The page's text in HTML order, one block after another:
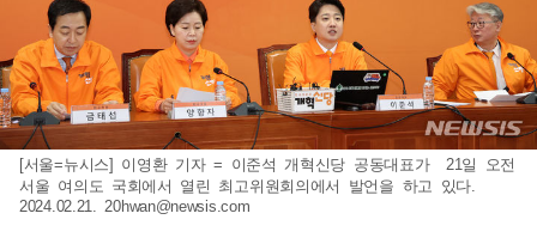
[서울=뉴시스] 이영환 기자 = 이준석 개혁신당 공동대표가 21일 오전
서울 여의도 국회에서 열린 최고위원회의에서 발언을 하고 있다.
2024.02.21.20hwan@newsis.com